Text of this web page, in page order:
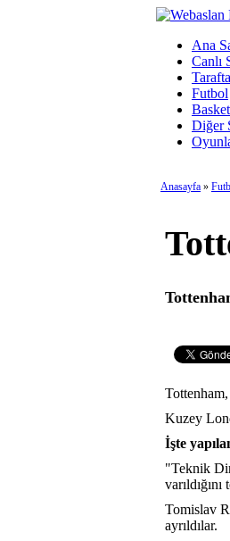
Ana
Canlı
Futbol
Diğer
Anasayfa »
Tottenham,
Kuzey
İşte
"Teknik
Tomislav
ayrıldılar.